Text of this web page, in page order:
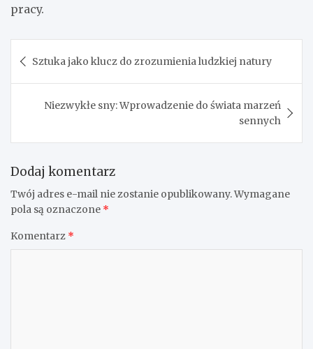
pracy.
wpisu
Sztuka jako klucz do zrozumienia ludzkiej natury
Niezwykłe sny: Wprowadzenie do świata marzeń
sennych
Dodaj komentarz
Twój adres e-mail nie zostanie opublikowany.Wymagane
pola są oznaczone *
Komentarz *